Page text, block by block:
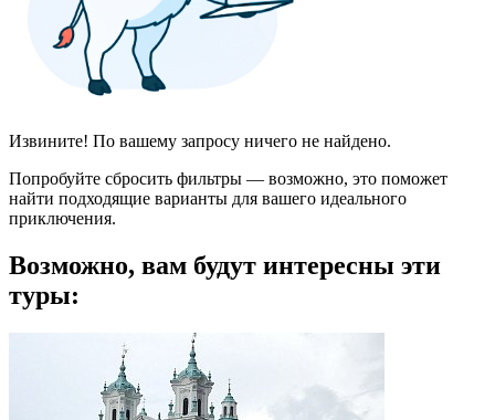
Извините! По вашему запросу ничего не найдено.
Попробуйте сбросить фильтры — возможно, это поможет
найти подходящие варианты для вашего идеального
приключения.
Возможно, вам будут интересны эти
туры: